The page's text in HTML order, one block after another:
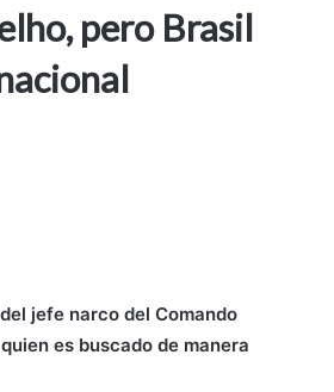
pero Brasil
jefe narco del Comando
es buscado de manera